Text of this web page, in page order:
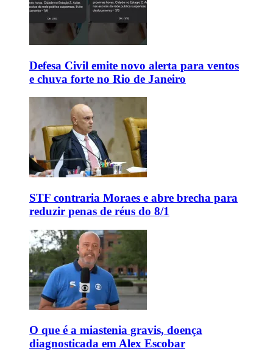
Defesa Civil emite novo alerta para ventos
e chuva forte no Rio de Janeiro
STF contraria Moraes e abre brecha para
reduzir penas de réus do 8/1
O que é a miastenia gravis, doença
diagnosticada em Alex Escobar